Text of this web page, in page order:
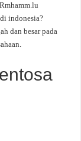
indonesia?
dan besar pada